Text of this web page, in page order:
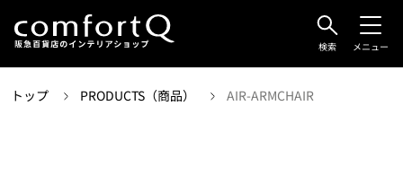
検索 メニュー
トップ PRODUCTS（商品） AIR-ARMCHAIR